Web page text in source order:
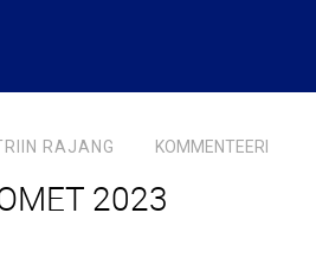
RAJANG KOMMENTEERI
2023